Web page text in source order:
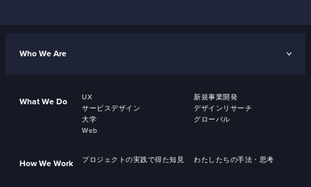
Who We Are
What We Do UX
新規事業開発
サービスデザイン
デザインリサーチ
大学
グローバル
Web
How We Work プロジェクトの実践で得た知見 わたしたちの手法・思考